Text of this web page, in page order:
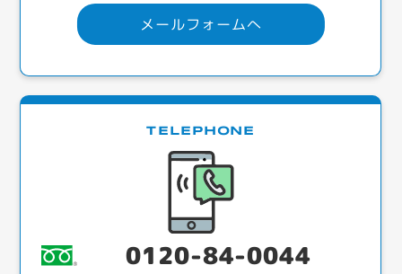
メールフォームへ
TELEPHONE
0120-84-0044